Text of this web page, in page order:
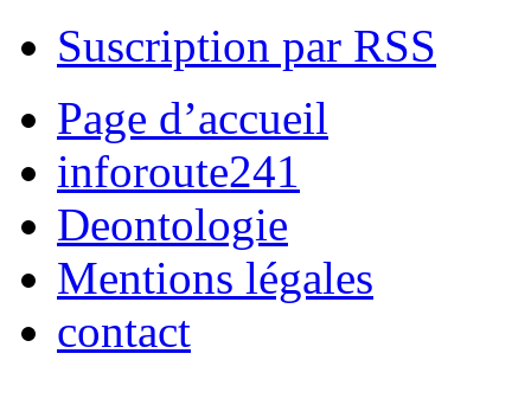
Suscription par RSS
Page d’accueil
inforoute241
Deontologie
Mentions légales
contact